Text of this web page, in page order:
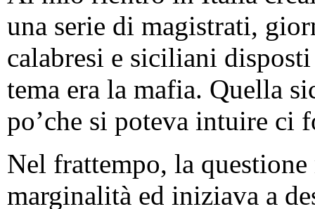
una serie di magistrati,
calabresi e siciliani
tema era la mafia. Quella
po’che si poteva intuire ci
Nel frattempo, la
marginalità ed iniziava a